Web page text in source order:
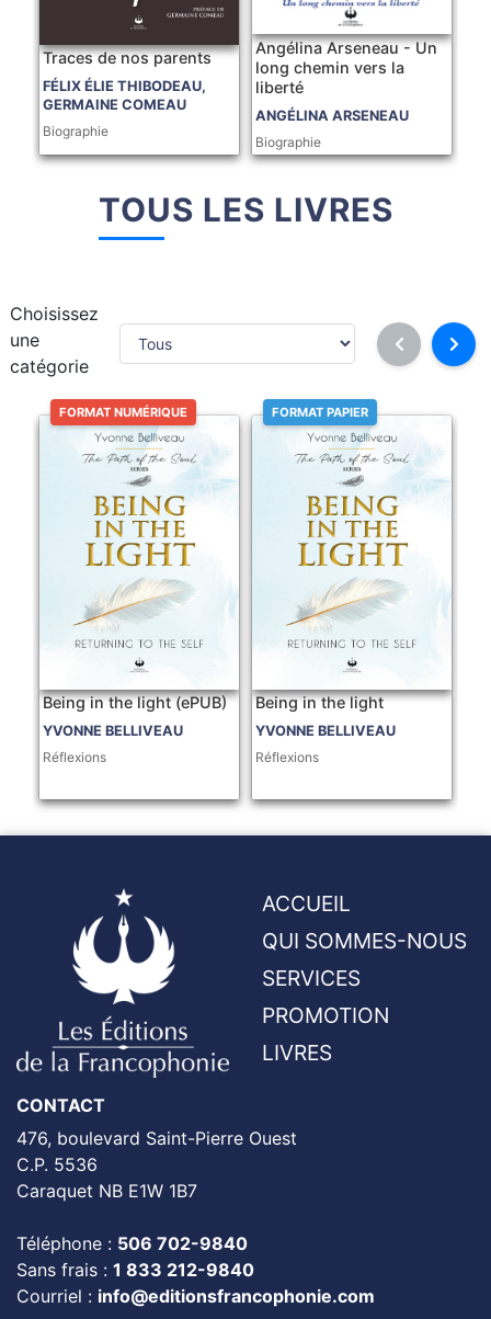
Traces de nos parents
FÉLIX ÉLIE THIBODEAU,
GERMAINE COMEAU
Biographie
Angélina Arseneau - Un
long chemin vers la
liberté
ANGÉLINA ARSENEAU
Biographie
TOUS LES LIVRES
Choisissez
une
catégorie
FORMAT NUMÉRIQUE
Being in the light (ePUB)
YVONNE BELLIVEAU
Réflexions
FORMAT PAPIER
Being in the light
YVONNE BELLIVEAU
Réflexions
ACCUEIL
QUI SOMMES-NOUS
SERVICES
PROMOTION
LIVRES
CONTACT
476, boulevard Saint-Pierre Ouest
C.P. 5536
Caraquet NB E1W 1B7
Téléphone : 506 702-9840
Sans frais : 1 833 212-9840
Courriel : info@editionsfrancophonie.com